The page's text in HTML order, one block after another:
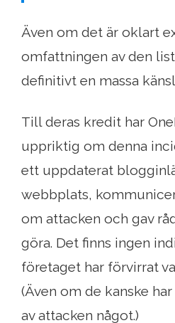
Även om det är oklart
omfattningen av den
definitivt en massa
Till deras kredit har
uppriktig om denna
ett uppdaterat
webbplats,
om attacken och gav
göra. Det finns ingen
företaget har förvirrat
(Även om de kanske
av attacken något.)